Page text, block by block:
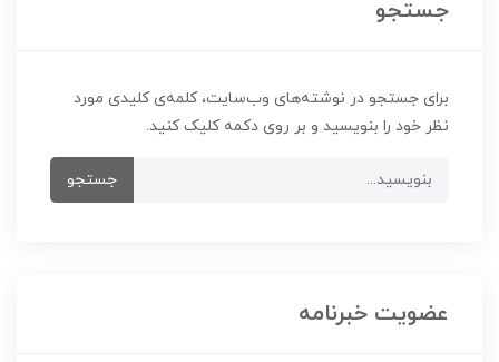
جستجو
برای جستجو در نوشته‌های وب‌سایت، کلمه‌ی کلیدی مورد
نظر خود را بنویسید و بر روی دکمه کلیک کنید.
جستجو
عضویت خبرنامه